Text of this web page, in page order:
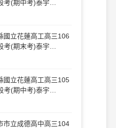
考(期中考)泰宇
國立花蓮高工高三106
考(期末考)泰宇
國立花蓮高工高三105
考(期中考)泰宇
市立成德高中高三104